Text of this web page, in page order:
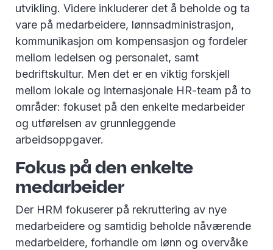
utvikling. Videre inkluderer det å beholde og ta
vare på medarbeidere, lønnsadministrasjon,
kommunikasjon om kompensasjon og fordeler
mellom ledelsen og personalet, samt
bedriftskultur. Men det er en viktig forskjell
mellom lokale og internasjonale HR-team på to
områder: fokuset på den enkelte medarbeider
og utførelsen av grunnleggende
arbeidsoppgaver.
Fokus på den enkelte
medarbeider
Der HRM fokuserer på rekruttering av nye
medarbeidere og samtidig beholde nåværende
medarbeidere, forhandle om lønn og overvåke